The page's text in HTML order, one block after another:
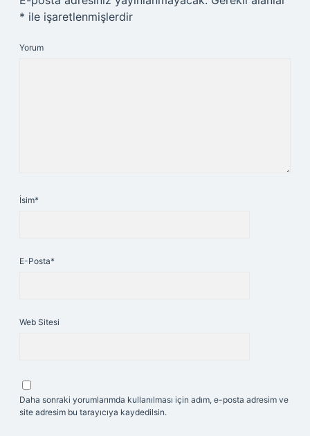
* ile işaretlenmişlerdir
Yorum
İsim*
E-Posta*
Web Sitesi
Daha sonraki yorumlarımda kullanılması için adım, e-posta adresim ve
site adresim bu tarayıcıya kaydedilsin.